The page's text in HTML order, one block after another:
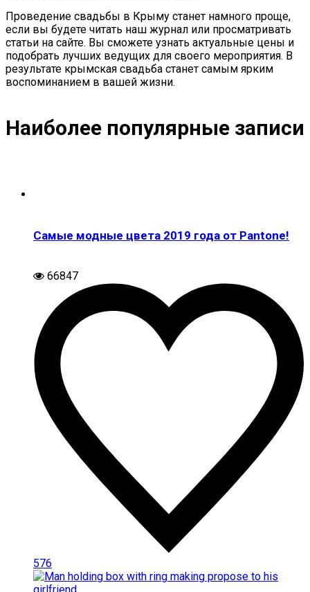
Проведение свадьбы в Крыму станет намного проще,
если вы будете читать наш журнал или просматривать
статьи на сайте. Вы сможете узнать актуальные цены и
подобрать лучших ведущих для своего мероприятия. В
результате крымская свадьба станет самым ярким
воспоминанием в вашей жизни.
Наиболее популярные записи
Самые модные цвета 2019 года от Pantone!
66847
576